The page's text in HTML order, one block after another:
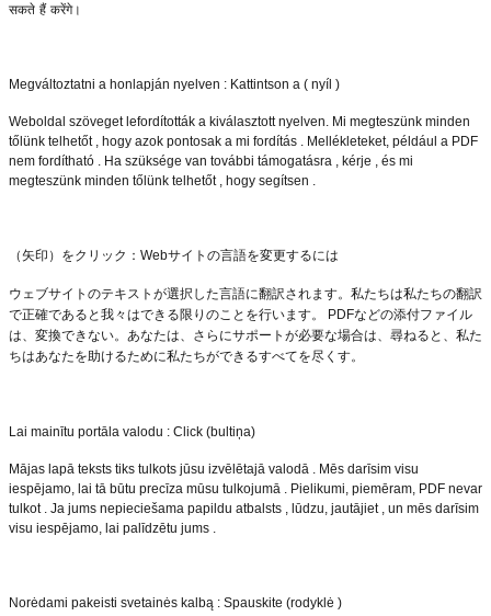
सकते हैं करेंगे।
Megváltoztatni a honlapján nyelven : Kattintson a ( nyíl )
Weboldal szöveget lefordították a kiválasztott nyelven. Mi megteszünk minden
tőlünk telhetőt , hogy azok pontosak a mi fordítás . Mellékleteket, például a PDF
nem fordítható . Ha szüksége van további támogatásra , kérje , és mi
megteszünk minden tőlünk telhetőt , hogy segítsen .
（矢印）をクリック： Webサイトの言語を変更するには
ウェブサイトのテキストが選択した言語に翻訳されます。私たちは私たちの翻訳
で正確であると我々はできる限りのことを行います。
PDFなどの添付ファイル
は、変換できない。あなたは、さらにサポートが必要な場合は、尋ねると、私た
ちはあなたを助けるために私たちができるすべてを尽くす。
Lai mainītu portāla valodu : Click (bultiņa)
Mājas lapā teksts tiks tulkots jūsu izvēlētajā valodā . Mēs darīsim visu
iespējamo, lai tā būtu precīza mūsu tulkojumā . Pielikumi, piemēram, PDF nevar
tulkot . Ja jums nepieciešama papildu atbalsts , lūdzu, jautājiet , un mēs darīsim
visu iespējamo, lai palīdzētu jums .
Norėdami pakeisti svetainės kalbą : Spauskite (rodyklė )